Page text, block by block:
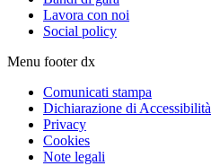
Lavora con noi
Social policy
Menu footer dx
Comunicati stampa
Dichiarazione di Accessibilità
Privacy
Cookies
Note legali